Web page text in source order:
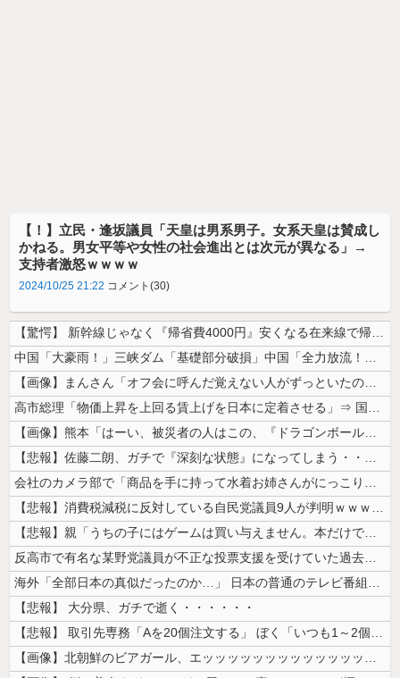
【！】立民・逢坂議員「天皇は男系男子。女系天皇は賛成し
かねる。男女平等や女性の社会進出とは次元が異なる」→
支持者激怒ｗｗｗｗ
2024/10/25 21:22 コメント(30)
【驚愕】 新幹線じゃなく『帰省費4000円』安くなる在来線で帰省した結...
中国「大豪雨！」三峡ダム「基礎部分破損」中国「全力放流！」台風13号「...
【画像】まんさん「オフ会に呼んだ覚えない人がずっといたので晒すわ」（パ...
高市総理「物価上昇を上回る賃上げを日本に定着させる」⇒ 国家公務員月...
【画像】熊本「はーい、被災者の人はこの、『ドラゴンボールの家』みたいな...
【悲報】佐藤二朗、ガチで『深刻な状態』になってしまう・・・・
会社のカメラ部で「商品を手に持って水着お姉さんがにっこり」を撮影、だが...
【悲報】消費税減税に反対している自民党議員9人が判明ｗｗｗｗｗｗ
【悲報】親「うちの子にはゲームは買い与えません。本だけで十分」→結果ｗ...
反高市で有名な某野党議員が不正な投票支援を受けていた過去が発掘、「説明...
海外「全部日本の真似だったのか…」 日本の普通のテレビ番組が最新SNS...
【悲報】 大分県、ガチで逝く・・・・・・
【悲報】 取引先専務「Aを20個注文する」 ぼく「いつも1～2個しか使...
【画像】北朝鮮のビアガール、エッッッッッッッッッッッッッッッッッ！